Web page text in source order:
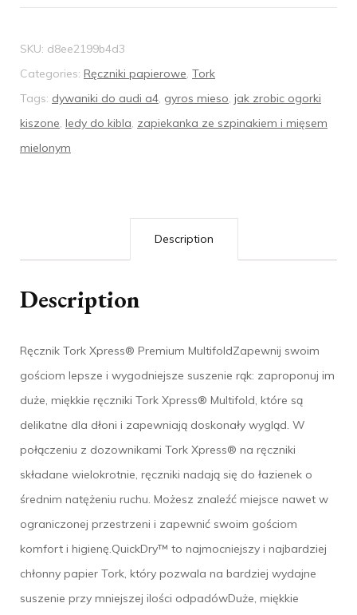
SKU: d8ee2199b4d3
Categories: Ręczniki papierowe, Tork
Tags: dywaniki do audi a4, gyros mieso, jak zrobic ogorki
kiszone, ledy do kibla, zapiekanka ze szpinakiem i mięsem
mielonym
Description
Description
Ręcznik Tork Xpress® Premium MultifoldZapewnij swoim
gościom lepsze i wygodniejsze suszenie rąk: zaproponuj im
duże, miękkie ręczniki Tork Xpress® Multifold, które są
delikatne dla dłoni i zapewniają doskonały wygląd. W
połączeniu z dozownikami Tork Xpress® na ręczniki
składane wielokrotnie, ręczniki nadają się do łazienek o
średnim natężeniu ruchu. Możesz znaleźć miejsce nawet w
ograniczonej przestrzeni i zapewnić swoim gościom
komfort i higienę.QuickDry™ to najmocniejszy i najbardziej
chłonny papier Tork, który pozwala na bardziej wydajne
suszenie przy mniejszej ilości odpadówDuże, miękkie